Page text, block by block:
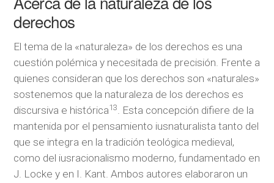
derechos
El tema de la «naturaleza» de los derechos es una
cuestión polémica y necesitada de precisión. Frente a
quienes consideran que los derechos son «naturales»
sostenemos que la naturaleza de los derechos es
discursiva e histórica13. Esta concepción difiere de la
mantenida por el pensamiento iusnaturalista tanto del
que se integra en la tradición teológica medieval,
como del iusracionalismo moderno, fundamentado en
J. Locke y en I. Kant. Ambos autores elaboraron un